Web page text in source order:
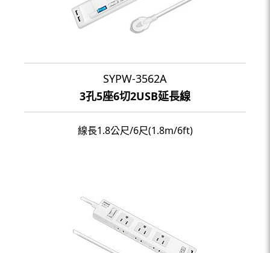
SYPW-3562A
3孔5座6切2USB延長線
線長1.8公尺/6尺(1.8m/6ft)